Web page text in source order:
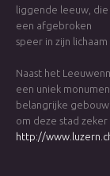
liggende leeuw, die
een afgebroken
speer in zijn
Naast het
een uniek
belangrijke
om deze stad
http://